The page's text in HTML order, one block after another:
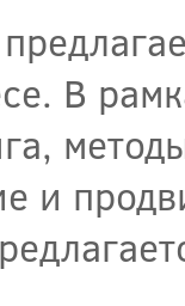
В
и